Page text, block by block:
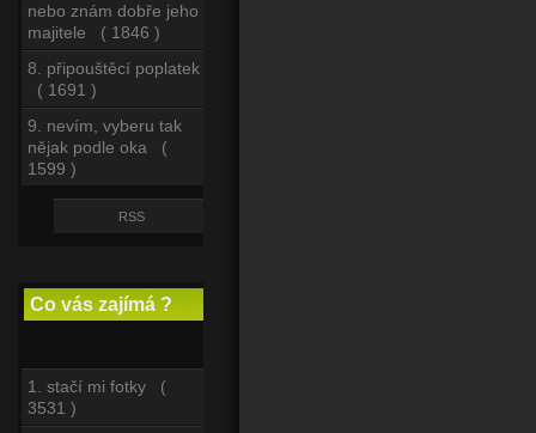
nebo znám dobře jeho
majitele ( 1846 )
8. připouštěcí poplatek
( 1691 )
9. nevím, vyberu tak
nějak podle oka (
1599 )
RSS
Co vás zajímá ?
1. stačí mi fotky (
3531 )